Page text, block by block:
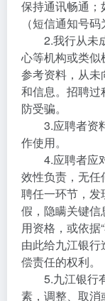
保持通讯畅通；
（短信通知号码
2.我行从未成
心等机构或类
参考资料，从
和信息。招聘
防受骗。
3.应聘者资料
作使用。
4.应聘者应对
效性负责，无
聘任一环节，
假，隐瞒关键
用资格，或依据
由此给九江银
偿责任的权利。
5.九江银行有
素，调整、取